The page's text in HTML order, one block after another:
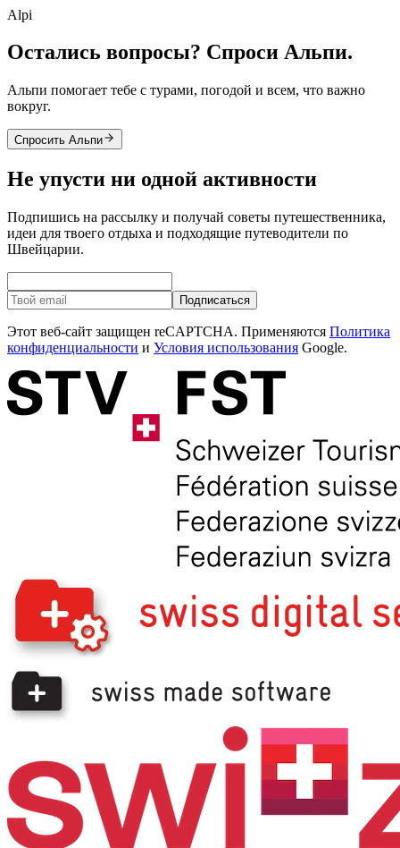
Alpi
Остались вопросы? Спроси Альпи.
Альпи помогает тебе с турами, погодой и всем, что важно
вокруг.
Спросить Альпи
Не упусти ни одной активности
Подпишись на рассылку и получай советы путешественника,
идеи для твоего отдыха и подходящие путеводители по
Швейцарии.
Подписаться
Этот веб-сайт защищен reCAPTCHA. Применяются Политика
конфиденциальности и Условия использования Google.